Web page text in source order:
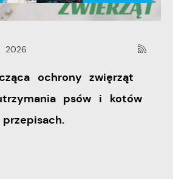
ochrony zwięrząt
psów i kotów